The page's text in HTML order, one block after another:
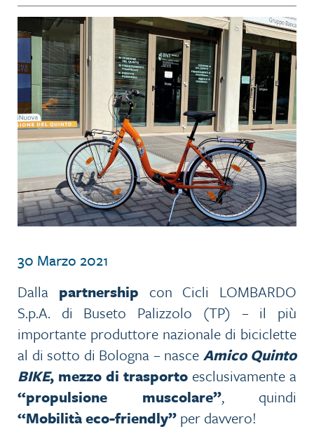
30 Marzo 2021
Dalla partnership con Cicli LOMBARDO
S.p.A. di Buseto Palizzolo (TP) – il più
importante produttore nazionale di biciclette
al di sotto di Bologna – nasce Amico Quinto
BIKE, mezzo di trasporto esclusivamente a
“propulsione muscolare”, quindi
“Mobilità eco-friendly” per davvero!